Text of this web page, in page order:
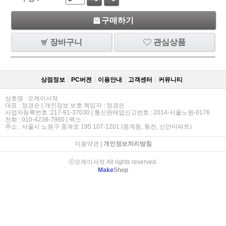
구매하기
장바구니 관심상품
상점정보 PC버젼 이용안내 고객센터 커뮤니티
상호명 : 오케이서적
대표 : 정경순 | 개인정보 보호 책임자 : 정경순
사업자등록번호 :217-91-37030 | 통신판매업신고번호 : 2014-서울노원-0176
전화 : 010-4238-7980 | 팩스 :
주소 : 서울시 노원구 중계로 195 107-1201 (중계동, 동진, 신안아파트)
이용약관| 개인정보처리방침
ⓒ오케이서적 All rights reserved.
MakeShop